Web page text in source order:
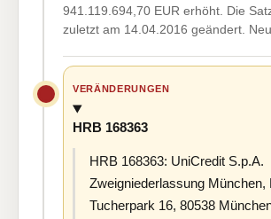
941.119.694,70 EUR erhöht. Die
zuletzt am 14.04.2016 geändert.
VERÄNDERUNGEN
HRB 168363
HRB 168363: UniCredit S.p.A.
Zweigniederlassung München,
Tucherpark 16, 80538